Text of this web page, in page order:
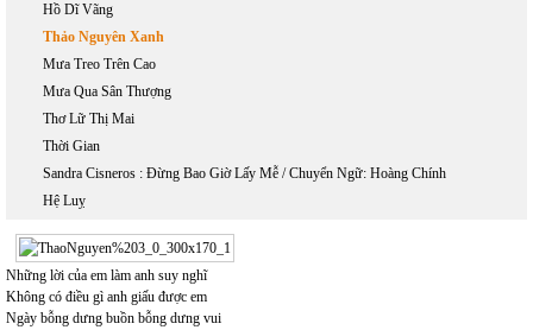
Hồ Dĩ Vãng
Thảo Nguyên Xanh
Mưa Treo Trên Cao
Mưa Qua Sân Thượng
Thơ Lữ Thị Mai
Thời Gian
Sandra Cisneros : Đừng Bao Giờ Lấy Mễ / Chuyển Ngữ: Hoàng Chính
Hệ Luỵ
Những lời của em làm anh suy nghĩ
Không có điều gì anh giấu được em
Ngày bỗng dưng buồn bỗng dưng vui